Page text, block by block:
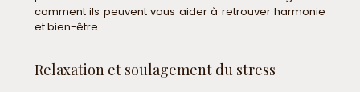
comment ils peuvent vous aider à retrouver harmonie
et bien-être.
Relaxation et soulagement du stress